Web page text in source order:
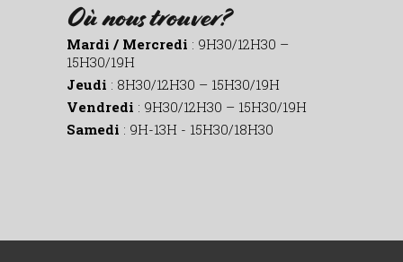
Où nous trouver?
Mardi / Mercredi : 9H30/12H30 –
15H30/19H
Jeudi : 8H30/12H30 – 15H30/19H
Vendredi : 9H30/12H30 – 15H30/19H
Samedi : 9H-13H - 15H30/18H30